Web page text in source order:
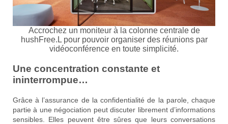
Accrochez un moniteur à la colonne centrale de
hushFree.L pour pouvoir organiser des réunions par
vidéoconférence en toute simplicité.
Une concentration constante et
ininterrompue…
Grâce à l’assurance de la confidentialité de la parole, chaque
partie à une négociation peut discuter librement d’informations
sensibles. Elles peuvent être sûres que leurs conversations